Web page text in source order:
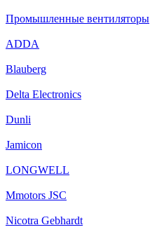
Промышленные вентиляторы
ADDA
Blauberg
Delta Electronics
Dunli
Jamicon
LONGWELL
Mmotors JSC
Nicotra Gebhardt